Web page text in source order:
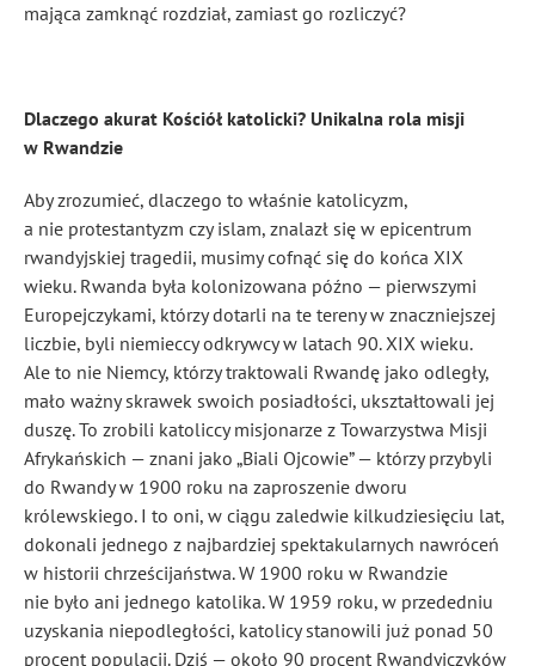
mająca zamknąć rozdział, zamiast go rozliczyć?
Dlaczego akurat Kościół katolicki? Unikalna rola misji
w Rwandzie
Aby zrozumieć, dlaczego to właśnie katolicyzm,
a nie protestantyzm czy islam, znalazł się w epicentrum
rwandyjskiej tragedii, musimy cofnąć się do końca XIX
wieku. Rwanda była kolonizowana późno — pierwszymi
Europejczykami, którzy dotarli na te tereny w znaczniejszej
liczbie, byli niemieccy odkrywcy w latach 90. XIX wieku.
Ale to nie Niemcy, którzy traktowali Rwandę jako odległy,
mało ważny skrawek swoich posiadłości, ukształtowali jej
duszę. To zrobili katoliccy misjonarze z Towarzystwa Misji
Afrykańskich — znani jako „Biali Ojcowie” — którzy przybyli
do Rwandy w 1900 roku na zaproszenie dworu
królewskiego. I to oni, w ciągu zaledwie kilkudziesięciu lat,
dokonali jednego z najbardziej spektakularnych nawróceń
w historii chrześcijaństwa. W 1900 roku w Rwandzie
nie było ani jednego katolika. W 1959 roku, w przededniu
uzyskania niepodległości, katolicy stanowili już ponad 50
procent populacji. Dziś — około 90 procent Rwandyjczyków